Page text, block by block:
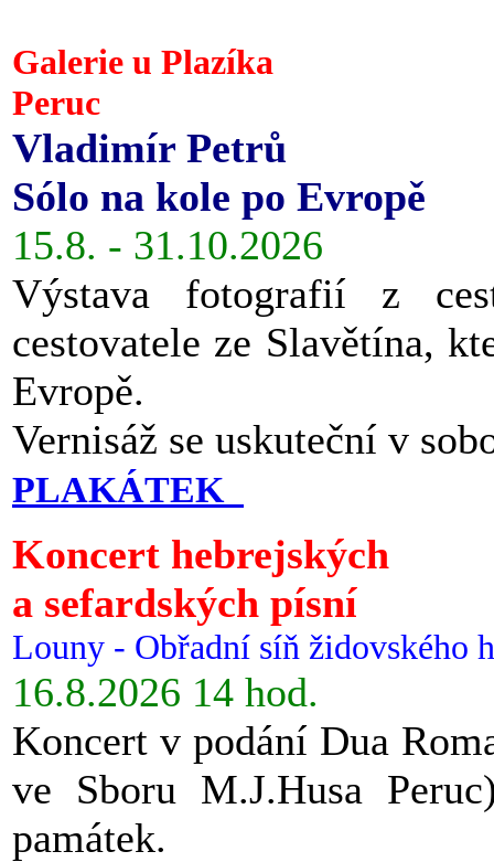
Galerie u Plazíka
Peruc
Vladimír Petrů
Sólo na kole po Evropě
15.8. - 31.10.2026
Výstava fotografií z
cestovatele ze Slavětína,
Evropě.
Vernisáž se uskuteční v
PLAKÁTEK
Koncert hebrejských
a sefardských písní
Louny - Obřadní síň židovského
16.8.2026 14 hod.
Koncert v podání Dua
ve Sboru M.J.Husa
památek.